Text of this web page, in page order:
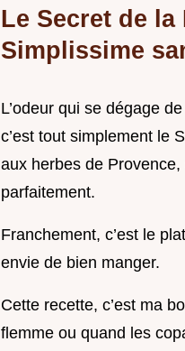
Le Secret de
Simplissime
L’odeur qui se dégage
c’est tout simplement le
aux herbes de
parfaitement.
Franchement, c’est le
envie de bien manger.
Cette recette, c’est ma
flemme ou quand les